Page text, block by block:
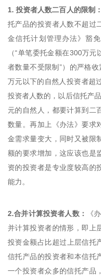
1. 投资者人数二百人的限制：
托产品的投资者人数不超过
金信托计划管理办法》豁
（“单笔委托金额在300万
者数量不受限制”）的严格
万元以下的自然人投资者超
投资者人数的，以后信托产
元的自然人，都要计算到二
数量。再加上《办法》要求
金需求量变大，同时又被限
额的要求增加，这应该也是
资的投资者是专业度较高的
能力。
2.合并计算投资者人数： 《
并计算投资者的情形，即上
投资金额占比超过上层信托
信托产品的投资者和本信托
一个投资者众多的信托产品